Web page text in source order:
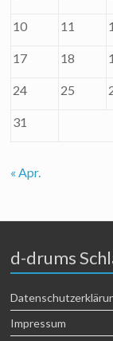
10 11
17 18
24 25
31
« Apr.
d-drums
Impressum